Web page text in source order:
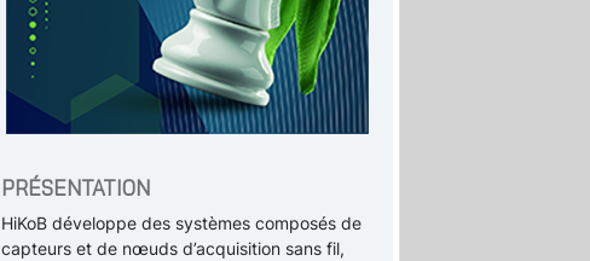
PRÉSENTATION
HiKoB développe des systèmes composés de
capteurs et de nœuds d’acquisition sans fil,